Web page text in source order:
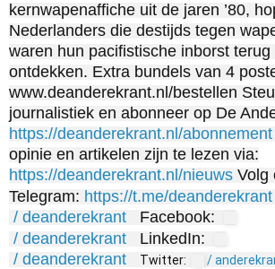
kernwapenaffiche uit de jaren ’80,
Nederlanders die destijds tegen
waren hun pacifistische inborst terug
ontdekken. Extra bundels van 4
www.deanderekrant.nl/bestellen
journalistiek en abonneer op De
https://deanderekrant.nl/abonnement
opinie en artikelen zijn te lezen via:
https://deanderekrant.nl/nieuws Volg
Telegram: https://t.me/deanderekrant
/ deanderekrant
Facebook:
/ deanderekrant
LinkedIn:
/ deanderekrant
Twitter: /